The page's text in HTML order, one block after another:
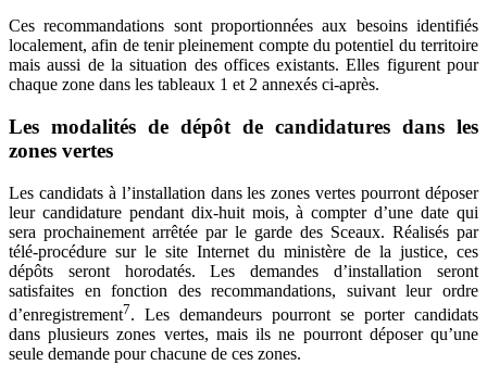
Ces recommandations sont proportionnées aux besoins identifiés
localement, afin de tenir pleinement compte du potentiel du territoire
mais aussi de la situation des offices existants. Elles figurent pour
chaque zone dans les tableaux 1 et 2 annexés ci-après.
Les modalités de dépôt de candidatures dans les
zones vertes
Les candidats à l’installation dans les zones vertes pourront déposer
leur candidature pendant dix-huit mois, à compter d’une date qui
sera prochainement arrêtée par le garde des Sceaux. Réalisés par
télé-procédure sur le site Internet du ministère de la justice, ces
dépôts seront horodatés. Les demandes d’installation seront
satisfaites en fonction des recommandations, suivant leur ordre
d’enregistrement7. Les demandeurs pourront se porter candidats
dans plusieurs zones vertes, mais ils ne pourront déposer qu’une
seule demande pour chacune de ces zones.